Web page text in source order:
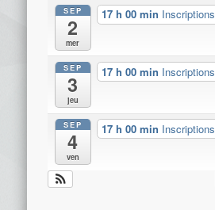
SEP
2
mer
17 h 00 min Inscriptions
SEP
3
jeu
17 h 00 min Inscriptions
SEP
4
ven
17 h 00 min Inscriptions